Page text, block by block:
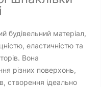
будівельний матеріал,
еластичністю та
Вона
різних поверхонь,
створення ідеально